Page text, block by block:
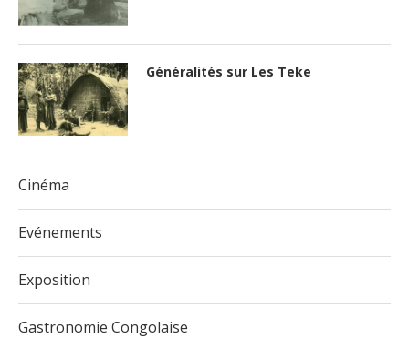
Généralités sur Les Teke
Cinéma
Evénements
Exposition
Gastronomie Congolaise